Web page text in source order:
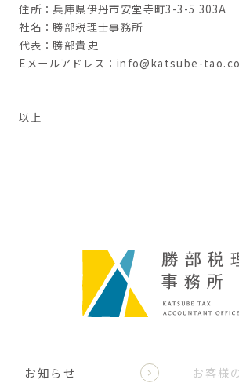
住所：兵庫県伊丹市安堂寺町3-3-5 303A
社名：勝部税理士事務所
代表：勝部貴史
Eメールアドレス：info@katsube-
以上
お知らせ お客様